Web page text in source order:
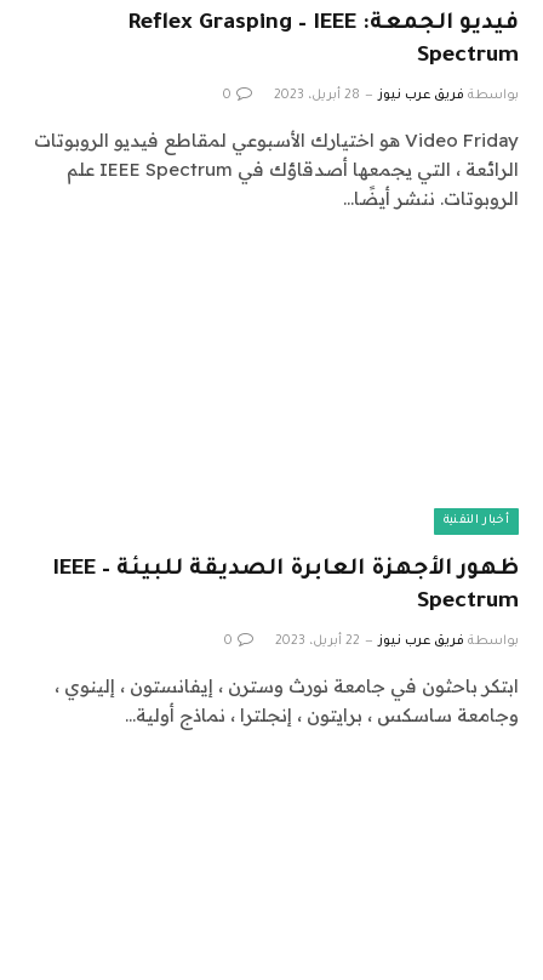
فيديو الجمعة: Reflex Grasping – IEEE
Spectrum
بواسطة فريق عرب نيوز 28 أبريل، 2023 0
Video Friday هو اختيارك الأسبوعي لمقاطع فيديو الروبوتات
الرائعة ، التي يجمعها أصدقاؤك في IEEE Spectrum علم
الروبوتات. ننشر أيضًا…
أخبار التقنية
ظهور الأجهزة العابرة الصديقة للبيئة – IEEE
Spectrum
بواسطة فريق عرب نيوز 22 أبريل، 2023 0
ابتكر باحثون في جامعة نورث وسترن ، إيفانستون ، إلينوي ،
وجامعة ساسكس ، برايتون ، إنجلترا ، نماذج أولية…